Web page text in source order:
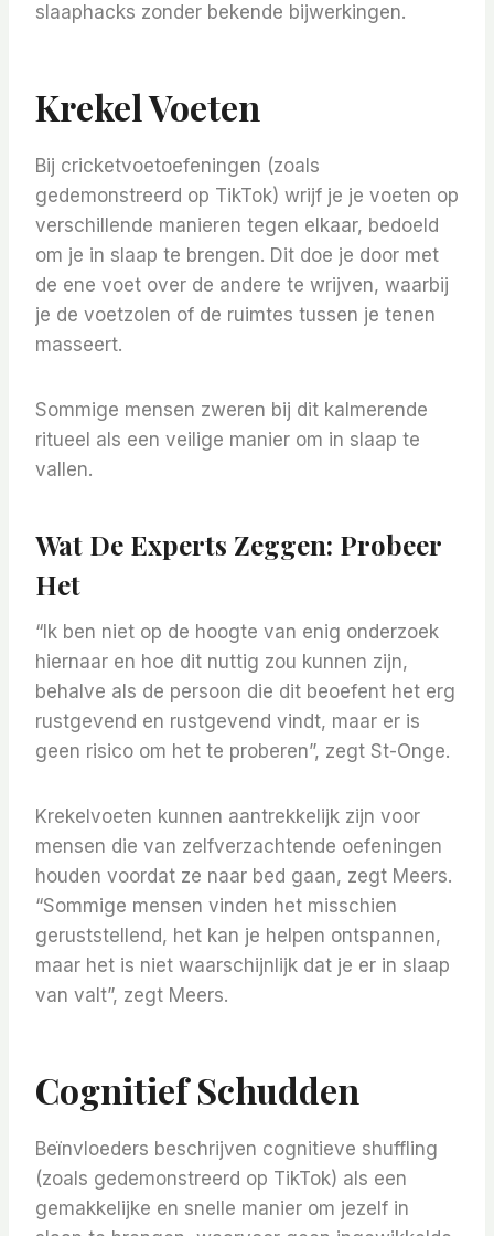
slaaphacks zonder bekende bijwerkingen.
Krekel Voeten
Bij cricketvoetoefeningen (zoals
gedemonstreerd op TikTok) wrijf je je voeten op
verschillende manieren tegen elkaar, bedoeld
om je in slaap te brengen. Dit doe je door met
de ene voet over de andere te wrijven, waarbij
je de voetzolen of de ruimtes tussen je tenen
masseert.
Sommige mensen zweren bij dit kalmerende
ritueel als een veilige manier om in slaap te
vallen.
Wat De Experts Zeggen: Probeer
Het
“Ik ben niet op de hoogte van enig onderzoek
hiernaar en hoe dit nuttig zou kunnen zijn,
behalve als de persoon die dit beoefent het erg
rustgevend en rustgevend vindt, maar er is
geen risico om het te proberen”, zegt St-Onge.
Krekelvoeten kunnen aantrekkelijk zijn voor
mensen die van zelfverzachtende oefeningen
houden voordat ze naar bed gaan, zegt Meers.
“Sommige mensen vinden het misschien
geruststellend, het kan je helpen ontspannen,
maar het is niet waarschijnlijk dat je er in slaap
van valt”, zegt Meers.
Cognitief Schudden
Beïnvloeders beschrijven cognitieve shuffling
(zoals gedemonstreerd op TikTok) als een
gemakkelijke en snelle manier om jezelf in